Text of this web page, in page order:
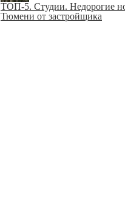
ТОП-5. Студии. Недорогие
Тюмени от застройщика